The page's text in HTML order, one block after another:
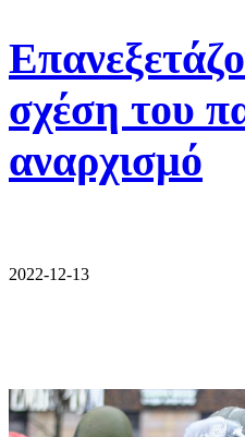
σχέση του
αναρχισμό
2022-12-13